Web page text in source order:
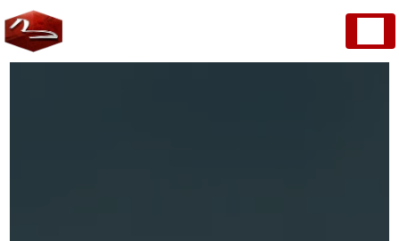
Panneau de gestion des cookies